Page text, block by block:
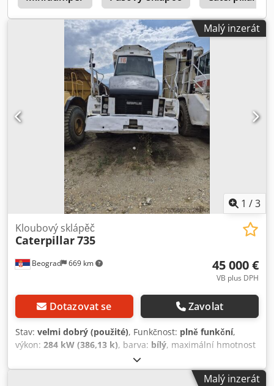
Malý inzerát
1 /3
Beograd 669 km
Kloubový sklápěč
Caterpillar735
45 000 €
VB plus DPH
Dotazovat se Zavolat
Stav: velmi dobrý (použité), Funkčnost: plně funkční,
výkon: 284 kW (386,13 k), barva: bílý, maximální hmotnost
, Rok výroby:
CAT00735JB1N00920, stroj je plně funkční Dedpfjylw Nxjx
Malý inzerát